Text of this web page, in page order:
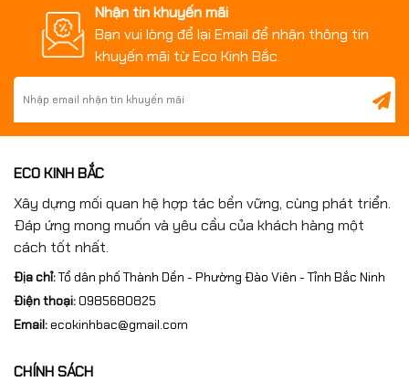
Nhận tin khuyến mãi
Bạn vui lòng để lại Email để nhận thông tin
khuyến mãi từ Eco Kinh Bắc.
ECO KINH BẮC
Xây dựng mối quan hệ hợp tác bền vững, cùng phát triển.
Đáp ứng mong muốn và yêu cầu của khách hàng một
cách tốt nhất.
Địa chỉ:Tổ dân phố Thành Dền - Phường Đào Viên - Tỉnh Bắc Ninh
Điện thoại:0985680825
Email:ecokinhbac@gmail.com
CHÍNH SÁCH